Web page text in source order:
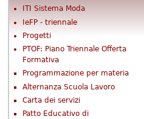
ITI Sistema Moda
IeFP - triennale
Progetti
PTOF: Piano Triennale Offerta
Formativa
Programmazione per materia
Alternanza Scuola Lavoro
Carta dei servizi
Patto Educativo di